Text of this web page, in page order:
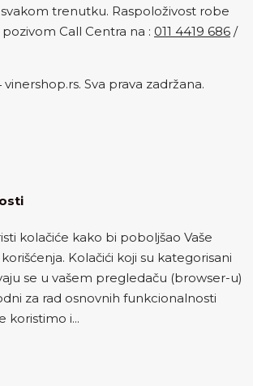
trenutku. Raspoloživost robe
Call Centra na : 011 4419 686 /
Sva prava zadržana.
kolačiće kako bi poboljšao Vaše
Kolačići koji su kategorisani
se u vašem pregledaču (browser-u)
za rad osnovnih funkcionalnosti
koristimo i...